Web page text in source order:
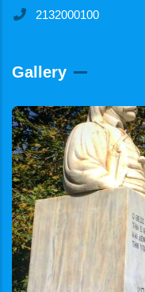
2132000100
Gallery